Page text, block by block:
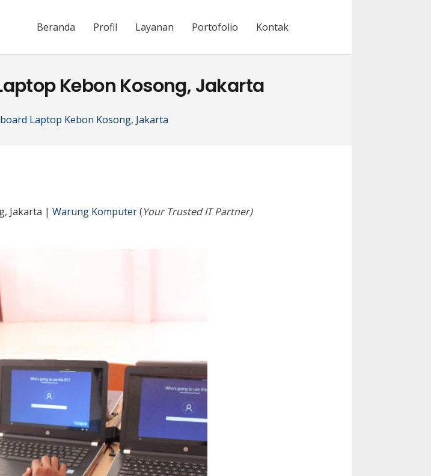
Beranda Profil Layanan Portofolio Kontak
Kebon Kosong, Jakarta
Laptop Kebon Kosong, Jakarta
Jakarta | Warung Komputer(Your Trusted IT Partner)